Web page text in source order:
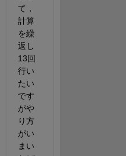
て，
計算
を繰
返し
13回
行い
たい
です
がや
り方
がい
まい